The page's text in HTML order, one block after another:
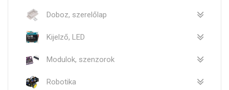
Doboz, szerelőlap
Kijelző, LED
Modulok, szenzorok
Robotika